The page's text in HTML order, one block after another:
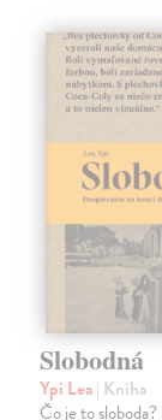
Slobodná
Ypi Lea| Kniha
Čo je to sloboda?